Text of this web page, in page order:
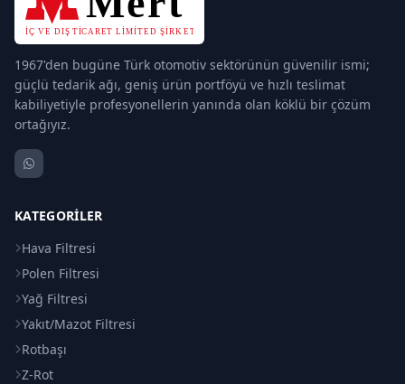
1967'den bugüne Türk otomotiv sektörünün güvenilir ismi;
güçlü tedarik ağı, geniş ürün portföyü ve hızlı teslimat
kabiliyetiyle profesyonellerin yanında olan köklü bir çözüm
ortağıyız.
KATEGORILER
Hava Filtresi
Polen Filtresi
Yağ Filtresi
Yakıt/Mazot Filtresi
Rotbaşı
Z-Rot